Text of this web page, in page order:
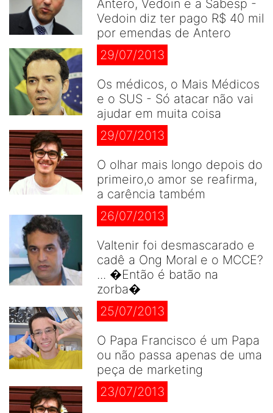
Antero, Vedoin e a Sabesp -
Vedoin diz ter pago R$ 40 mil
por emendas de Antero
29/07/2013
Os médicos, o Mais Médicos
e o SUS - Só atacar não vai
ajudar em muita coisa
29/07/2013
O olhar mais longo depois do
primeiro,o amor se reafirma,
a carência também
26/07/2013
Valtenir foi desmascarado e
cadê a Ong Moral e o MCCE?
... �Então é batão na
zorba�
25/07/2013
O Papa Francisco é um Papa
ou não passa apenas de uma
peça de marketing
23/07/2013